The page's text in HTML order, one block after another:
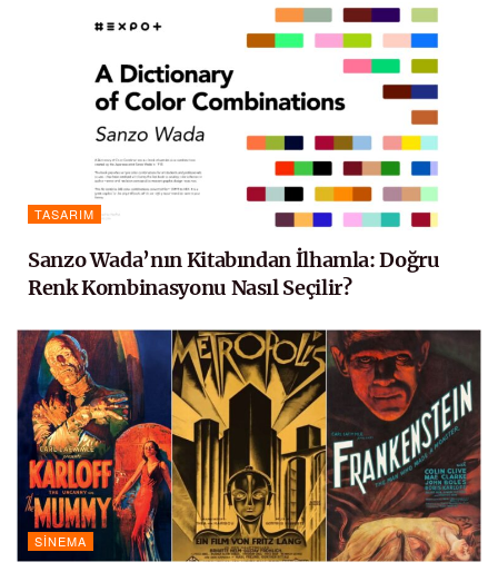
TASARIM
Sanzo Wada’nın Kitabından İlhamla: Doğru
Renk Kombinasyonu Nasıl Seçilir?
SINEMA